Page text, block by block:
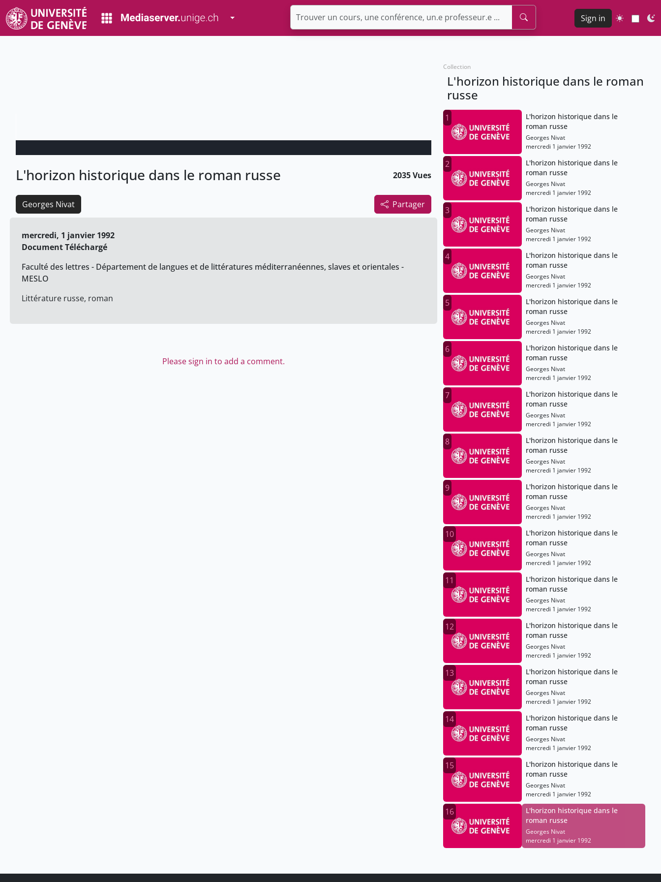
Toggle Dropdown Sign in
L'horizon historique dans le roman russe 2035 Vues
Partager
Georges Nivat
mercredi, 1 janvier 1992
Document Téléchargé
Faculté des lettres - Département de langues et de littératures méditerranéennes, slaves et orientales -
MESLO
Littérature russe, roman
Please sign in to add a comment.
Collection
L'horizon historique dans le roman
russe
1
L'horizon historique dans le
roman russe
Georges Nivat
mercredi 1 janvier 1992
2
L'horizon historique dans le
roman russe
Georges Nivat
mercredi 1 janvier 1992
3
L'horizon historique dans le
roman russe
Georges Nivat
mercredi 1 janvier 1992
4
L'horizon historique dans le
roman russe
Georges Nivat
mercredi 1 janvier 1992
5
L'horizon historique dans le
roman russe
Georges Nivat
mercredi 1 janvier 1992
6
L'horizon historique dans le
roman russe
Georges Nivat
mercredi 1 janvier 1992
7
L'horizon historique dans le
roman russe
Georges Nivat
mercredi 1 janvier 1992
8
L'horizon historique dans le
roman russe
Georges Nivat
mercredi 1 janvier 1992
9
L'horizon historique dans le
roman russe
Georges Nivat
mercredi 1 janvier 1992
10
L'horizon historique dans le
roman russe
Georges Nivat
mercredi 1 janvier 1992
11
L'horizon historique dans le
roman russe
Georges Nivat
mercredi 1 janvier 1992
12
L'horizon historique dans le
roman russe
Georges Nivat
mercredi 1 janvier 1992
13
L'horizon historique dans le
roman russe
Georges Nivat
mercredi 1 janvier 1992
14
L'horizon historique dans le
roman russe
Georges Nivat
mercredi 1 janvier 1992
15
L'horizon historique dans le
roman russe
Georges Nivat
mercredi 1 janvier 1992
16
L'horizon historique dans le
roman russe
Georges Nivat
mercredi 1 janvier 1992